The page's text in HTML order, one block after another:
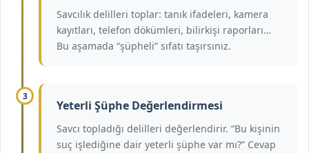
Savcılık delilleri toplar: tanık ifadeleri, kamera
kayıtları, telefon dökümleri, bilirkişi raporları…
Bu aşamada “şüpheli” sıfatı taşırsınız.
3
Yeterli Şüphe Değerlendirmesi
Savcı topladığı delilleri değerlendirir. “Bu kişinin
suç işlediğine dair yeterli şüphe var mı?” Cevap